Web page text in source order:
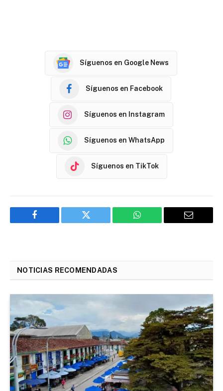
Síguenos en Google News
Síguenos en Facebook
Síguenos en Instagram
Síguenos en WhatsApp
Síguenos en TikTok
Facebook Twitter WhatsApp Email
NOTICIAS RECOMENDADAS